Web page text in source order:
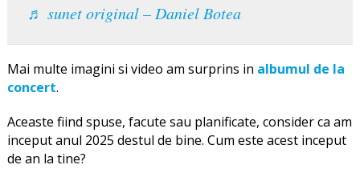
♬ sunet original – Daniel Botea
Mai multe imagini si video am surprins in albumul de la
concert.
Aceaste fiind spuse, facute sau planificate, consider ca am
inceput anul 2025 destul de bine. Cum este acest inceput
de an la tine?